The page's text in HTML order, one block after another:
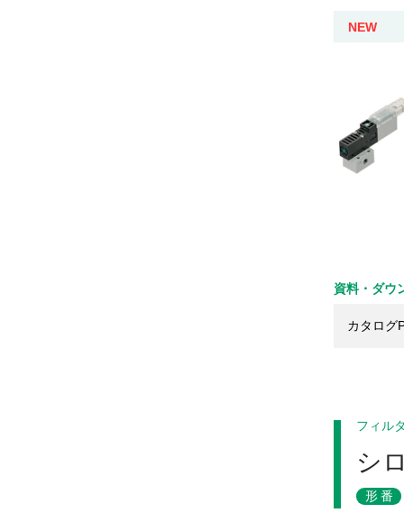
NEW
資料・ダウ
カタログ
フィル
シ
形番